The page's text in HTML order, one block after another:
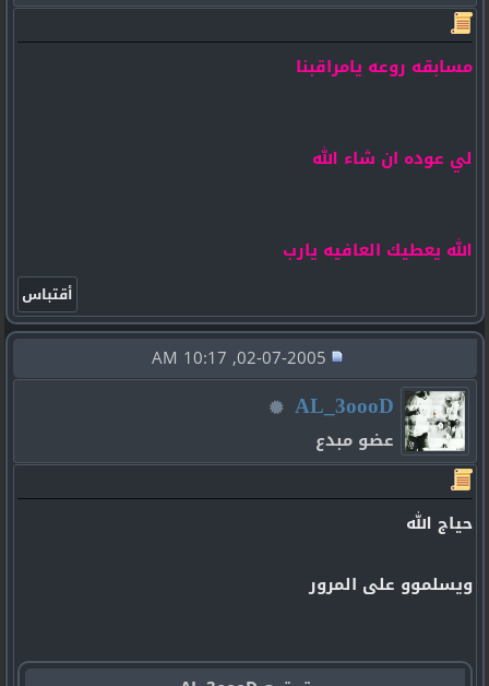
مسابقه روعه يامراقبنا
لي عوده ان شاء الله
الله يعطيك العافيه يارب
02-07-2005, 10:17 AM
AL_3oooD
عضو مبدع
حياج الله
ويسلموو على المرور